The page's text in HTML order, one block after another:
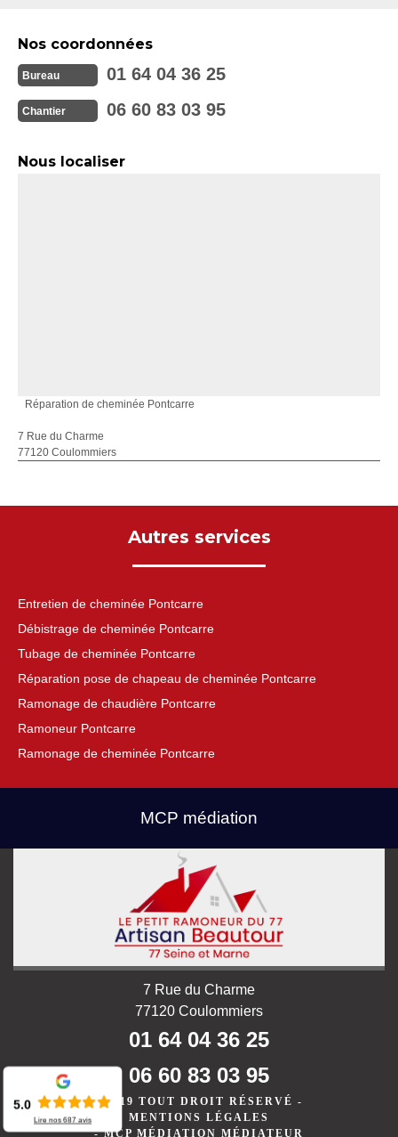
Nos coordonnées
Bureau 01 64 04 36 25
Chantier 06 60 83 03 95
Nous localiser
Réparation de cheminée Pontcarre
7 Rue du Charme
77120 Coulommiers
Autres services
Entretien de cheminée Pontcarre
Débistrage de cheminée Pontcarre
Tubage de cheminée Pontcarre
Réparation pose de chapeau de cheminée Pontcarre
Ramonage de chaudière Pontcarre
Ramoneur Pontcarre
Ramonage de cheminée Pontcarre
MCP médiation
7 Rue du Charme
77120 Coulommiers
01 64 04 36 25
06 60 83 03 95
©2019 TOUT DROIT RÉSERVÉ -
MENTIONS LÉGALES
-MCP MÉDIATION MÉDIATEUR
5.0
Lire nos687 avis